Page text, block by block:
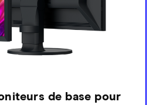
de base pour